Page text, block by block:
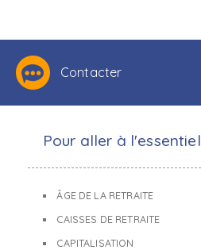
Contacter
Pour aller à l'essentiel
ÂGE DE LA RETRAITE
CAISSES DE RETRAITE
CAPITALISATION